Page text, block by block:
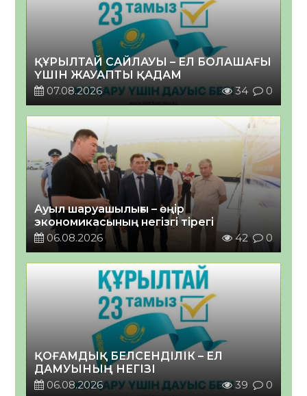
ҚҰРЫЛТАЙ САЙЛАУЫ – ЕЛ БОЛАШАҒЫ
ҮШІН ЖАУАПТЫ ҚАДАМ
07.08.2026
34 0
Ауыл шаруашылығы – өңір
экономикасының негізгі тірегі
06.08.2026
42 0
ҚОҒАМДЫҚ БЕЛСЕНДІЛІК – ЕЛ
ДАМУЫНЫҢ НЕГІЗІ
06.08.2026
39 0